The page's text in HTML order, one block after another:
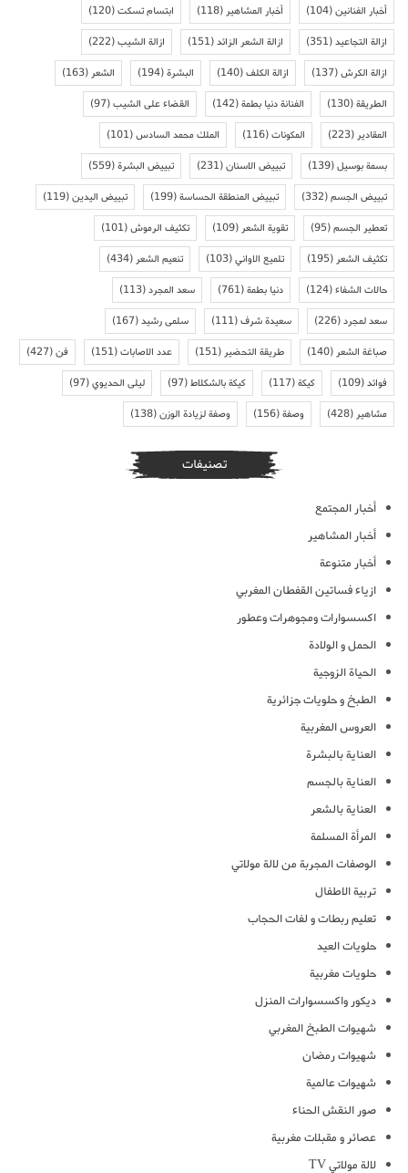
أخبار الفنانين(104) أخبار المشاهير(118) ابتسام تسكت(120)
ازالة التجاعيد(351) ازالة الشعر الزائد(151) ازالة الشيب(222)
ازالة الكرش(137) ازالة الكلف(140) البشرة(194) الشعر(163)
الطريقة(130) الفنانة دنيا بطمة(142) القضاء على الشيب(97)
المقادير(223) المكونات(116) الملك محمد السادس(101)
بسمة بوسيل(139) تبييض الاسنان(231) تبييض البشرة(559)
تبييض الجسم(332) تبييض المنطقة الحساسة(199) تبييض اليدين(119)
تعطير الجسم(95) تقوية الشعر(109) تكثيف الرموش(101)
تكثيف الشعر(195) تلميع الاواني(103) تنعيم الشعر(434)
حالات الشفاء(124) دنيا بطمة(761) سعد المجرد(113)
سعد لمجرد(226) سعيدة شرف(111) سلمى رشيد(167)
صباغة الشعر(140) طريقة التحضير(151) عدد الاصابات(151) فن(427)
فوائد(109) كيكة(117) كيكة بالشكلاط(97) ليلى الحديوي(97)
مشاهير(428) وصفة(156) وصفة لزيادة الوزن(138)
تصنيفات
أخبار المجتمع
أخبار المشاهير
أخبار متنوعة
ازياء فساتين القفطان المغربي
اكسسوارات ومجوهرات وعطور
الحمل و الولادة
الحياة الزوجية
الطبخ و حلويات جزائرية
العروس المغربية
العناية بالبشرة
العناية بالجسم
العناية بالشعر
المرأة المسلمة
الوصفات المجربة من لالة مولاتي
تربية الاطفال
تعليم ربطات و لفات الحجاب
حلويات العيد
حلويات مغربية
ديكور واكسسوارات المنزل
شهيوات الطبخ المغربي
شهيوات رمضان
شهيوات عالمية
صور النقش الحناء
عصائر و مقبلات مغربية
لالة مولاتي TV